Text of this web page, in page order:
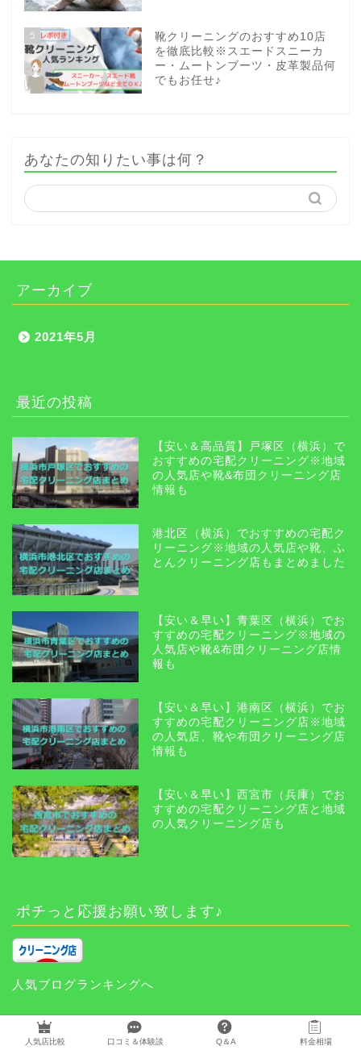
5
靴クリーニングのおすすめ10店
を徹底比較※スエードスニーカ
ー・ムートンブーツ・皮革製品何
でもお任せ♪
あなたの知りたい事は何？
アーカイブ
2021年5月
最近の投稿
【安い＆高品質】戸塚区（横浜）で
おすすめの宅配クリーニング※地域
の人気店や靴&布団クリーニング店
情報も
港北区（横浜）でおすすめの宅配ク
リーニング※地域の人気店や靴、ふ
とんクリーニング店もまとめました
【安い＆早い】青葉区（横浜）でお
すすめの宅配クリーニング※地域の
人気店や靴&布団クリーニング店情
報も
【安い＆早い】港南区（横浜）でお
すすめの宅配クリーニング店※地域
の人気店、靴や布団クリーニング店
情報も
【安い＆早い】西宮市（兵庫）でお
すすめの宅配クリーニング店と地域
の人気クリーニング店も
ポチっと応援お願い致します♪
人気ブログランキングへ
宅配クリーニング関連サイト
人気店比較 口コミ＆体験談 Q＆A 料金相場